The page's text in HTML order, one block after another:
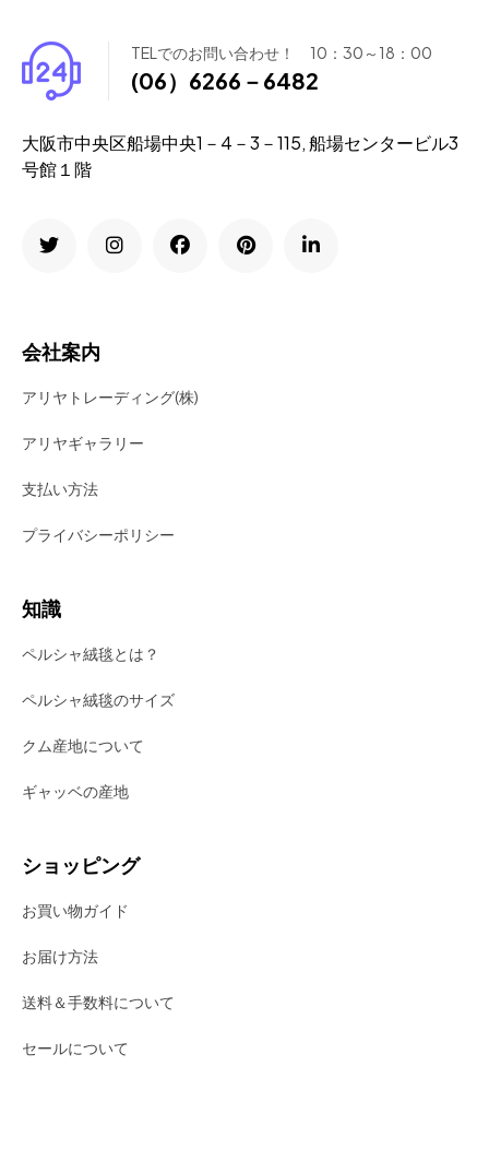
TELでのお問い合わせ！ 10：30～18：00
(06）6266－6482
大阪市中央区船場中央1－4－3－115, 船場センタービル3
号館１階
会社案内
アリヤトレーディング(株)
アリヤギャラリー
支払い方法
プライバシーポリシー
知識
ペルシャ絨毯とは？
ペルシャ絨毯のサイズ
クム産地について
ギャッベの産地
ショッピング
お買い物ガイド
お届け方法
送料＆手数料について
セールについて